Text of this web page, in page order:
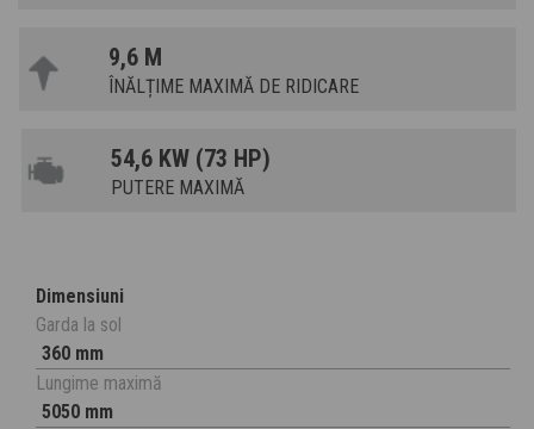
9,6 M
ÎNĂLȚIME MAXIMĂ DE RIDICARE
54,6 KW (73 HP)
PUTERE MAXIMĂ
Dimensiuni
Garda la sol
360 mm
Lungime maximă
5050 mm